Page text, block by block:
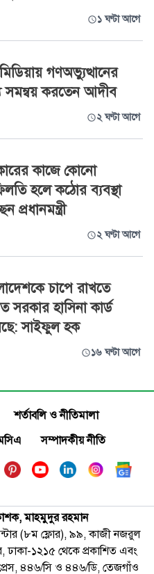
১ ঘণ্টা আগে
গণঅভ্যুত্থানের
সমন্বয় করতেন আদীব
২ ঘণ্টা আগে
কাজে কোনো
হলে কঠোর ব্যবস্থা
প্রধানমন্ত্রী
২ ঘণ্টা আগে
চাপে রাখতে
সরকার হাসিনা কার্ড
সাইফুল হক
১৬ ঘণ্টা আগে
শর্তাবলি ও নীতিমালা
সম্পাদকীয় নীতি
মাহমুদুর রহমান
(৮ম ফ্লোর), ৯৯, কাজী নজরুল
ঢাকা-১২১৫ থেকে প্রকাশিত এবং
৪৪৬/সি ও ৪৪৬/ডি, তেজগাঁও